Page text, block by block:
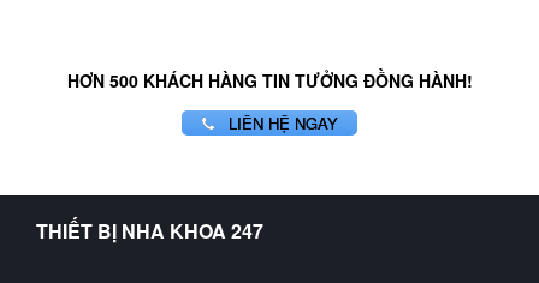
HƠN 500 KHÁCH HÀNG TIN TƯỞNG ĐỒNG HÀNH!
LIÊN HỆ NGAY
THIẾT BỊ NHA KHOA 247